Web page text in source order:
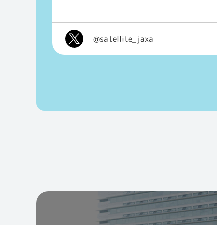
@satellite_jaxa